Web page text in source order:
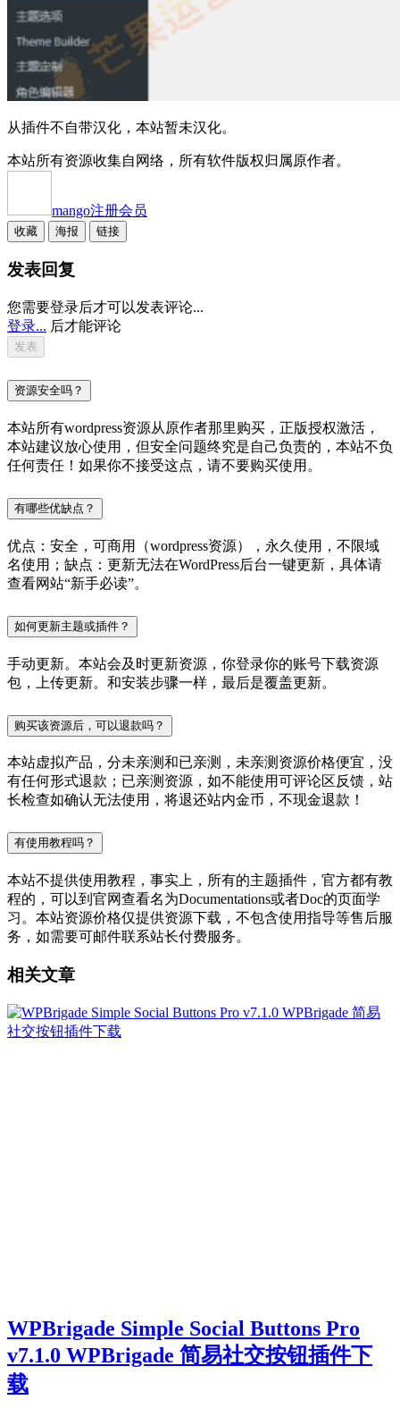
从插件不自带汉化，本站暂未汉化。
本站所有资源收集自网络，所有软件版权归属原作者。
mango注册会员
收藏 海报 链接
发表回复
您需要登录后才可以发表评论...
登录... 后才能评论
资源安全吗？
本站所有wordpress资源从原作者那里购买，正版授权激活，
本站建议放心使用，但安全问题终究是自己负责的，本站不负
任何责任！如果你不接受这点，请不要购买使用。
有哪些优缺点？
优点：安全，可商用（wordpress资源），永久使用，不限域
名使用；缺点：更新无法在WordPress后台一键更新，具体请
查看网站“新手必读”。
如何更新主题或插件？
手动更新。本站会及时更新资源，你登录你的账号下载资源
包，上传更新。和安装步骤一样，最后是覆盖更新。
购买该资源后，可以退款吗？
本站虚拟产品，分未亲测和已亲测，未亲测资源价格便宜，没
有任何形式退款；已亲测资源，如不能使用可评论区反馈，站
长检查如确认无法使用，将退还站内金币，不现金退款！
有使用教程吗？
本站不提供使用教程，事实上，所有的主题插件，官方都有教
程的，可以到官网查看名为Documentations或者Doc的页面学
习。本站资源价格仅提供资源下载，不包含使用指导等售后服
务，如需要可邮件联系站长付费服务。
相关文章
WPBrigade Simple Social Buttons Pro
v7.1.0 WPBrigade 简易社交按钮插件下
载